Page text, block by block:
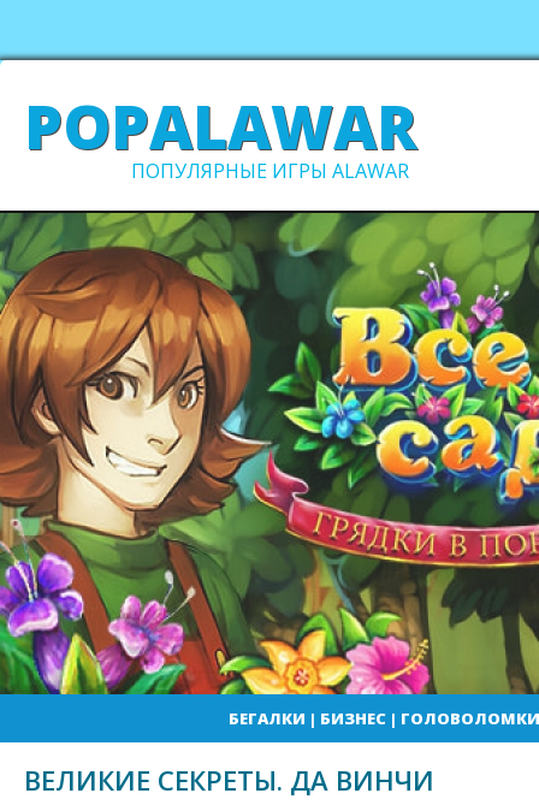
POPALAWAR
ПОПУЛЯРНЫЕ ИГРЫ ALAWAR
БЕГАЛКИ | БИЗНЕС| ГОЛОВОЛОМКИ
ВЕЛИКИЕ СЕКРЕТЫ. ДА ВИНЧИ